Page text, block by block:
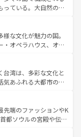
キャニオンやイエロー
食が融合した独特の
域で異なる魅力を楽
史を感じることができ
しい。
っている。大自然の神
光地といえばオアフ
イ島やカウアイ島が
く海をはじめ、豊かな
えてくれるハワイの
ワイアンミュージッ
てがハワイの魅力を彩
。
な文化が魅力の国。
・オペラハウス、オー
ルル（エアーズロッ
ケアンズの熱帯雨林な
フェやワイン、オージ
、サーフィンやダイ
ア好きにはたまらな
存分に味わいつくそ
台湾は、多彩な文化と
気あふれる大都市の台
部など、都市の喧騒
れる人に新しい発見と
深い台湾の食文化も魅
先端のファッションやK
都ソウルの宮殿や伝統